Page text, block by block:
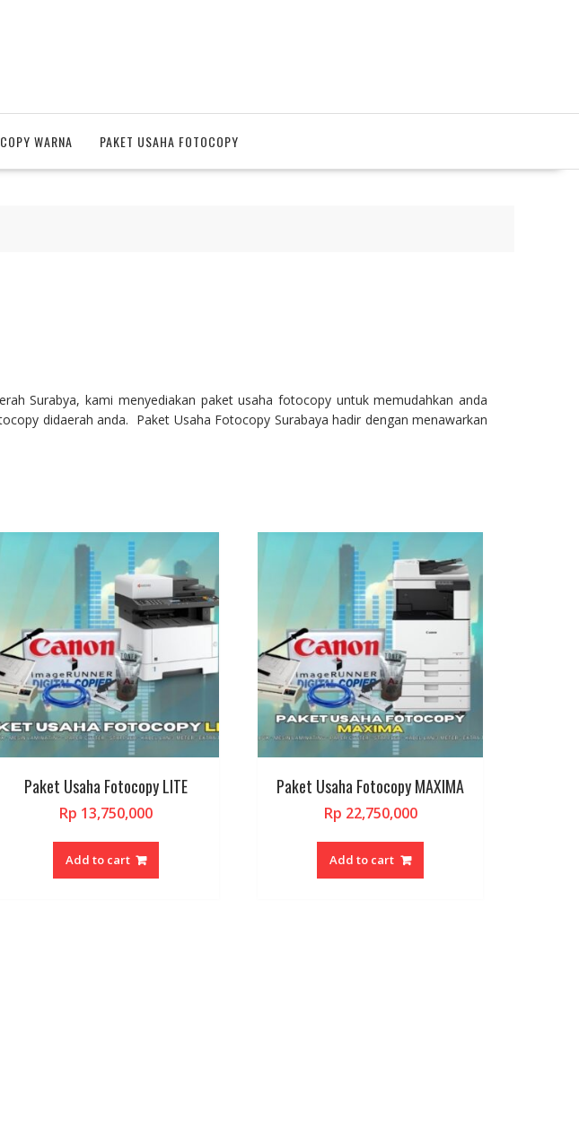
WARNA PAKET USAHA FOTOCOPY
Surabya, kami menyediakan paket usaha fotocopy untuk memudahkan anda
didaerah anda. Paket Usaha Fotocopy Surabaya hadir dengan menawarkan
Paket Usaha Fotocopy LITE
Rp 13,750,000
Add to cart
Paket Usaha Fotocopy MAXIMA
Rp 22,750,000
Add to cart